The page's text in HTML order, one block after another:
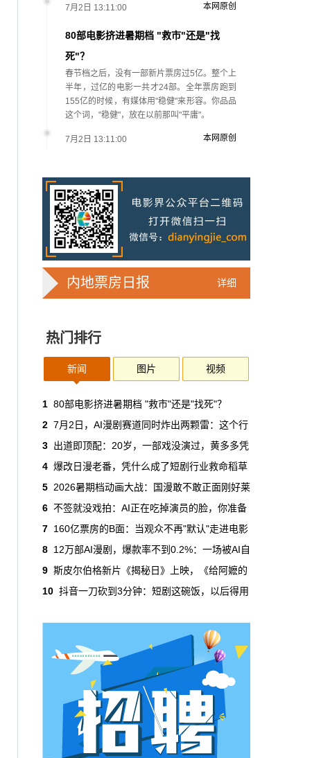
7月2日 13:11:00
80部电影挤进暑期档 "救市"还是"找
死"？
春节档之后，没有一部新片票房过5亿。整个上
半年，过亿的电影一共才24部。全年票房跑到
155亿的时候，有媒体用"稳健"来形容。你品品
这个词，"稳健"，放在以前那叫"平庸"。
本网原创
7月2日 13:11:00
路
2025年，真人实拍微短剧的上线数量占比约
71%，AI微短剧不到30%。到了2026年第一季
度，这个比例完全倒挂——真人实拍跌到
32%，AI飙升到68%。
本网原创
华策拿《西游记》赌AI那天，半个影视
一个做了几十年传统影视的头部公司，用这种
再是草根创业者的自嗨游戏，正规军来了。
本网原创
6月30日 11:34:00
7月1日起AI漫剧独立上户：30万以下
的，平台自己兜着
过去两年，AI漫剧用一种近乎无政府的方式，
吃掉了整个微短剧市场95%的产量，却几乎没
本网原创
6月29日 10:20:00
时间，年轻人在电影院里的占比缩水了一半还
多。20岁以下更夸张，从8.9%跌到2.9%，几
乎归零…
本网原创
6月29日 10:20:00
AI短剧赢了数量，真人短剧赢了命
2026年一季度，全行业上线微短剧12.8万部，
其中AI短剧12.2万部，占比超过95%。真人短
剧？只剩几千部。你猜这95%的AI短剧，拿走
了多少流量？
本网原创
详细
内地票房日报
热门排行
新闻 图片 视频
1 80部电影挤进暑期档 "救市"还是"找死"？
2 7月2日，AI漫剧赛道同时炸出两颗雷：这个行
3 出道即顶配：20岁，一部戏没演过，黄多多凭
4 爆改日漫老番，凭什么成了短剧行业救命稻草
5 2026暑期档动画大战：国漫敢不敢正面刚好莱
6 不签就没戏拍：AI正在吃掉演员的脸，你准备
7 160亿票房的B面：当观众不再"默认"走进电影
8 12万部AI漫剧，爆款率不到0.2%：一场被AI自
9 斯皮尔伯格新片《揭秘日》上映，《给阿嬷的
10 抖音一刀砍到3分钟：短剧这碗饭，以后得用